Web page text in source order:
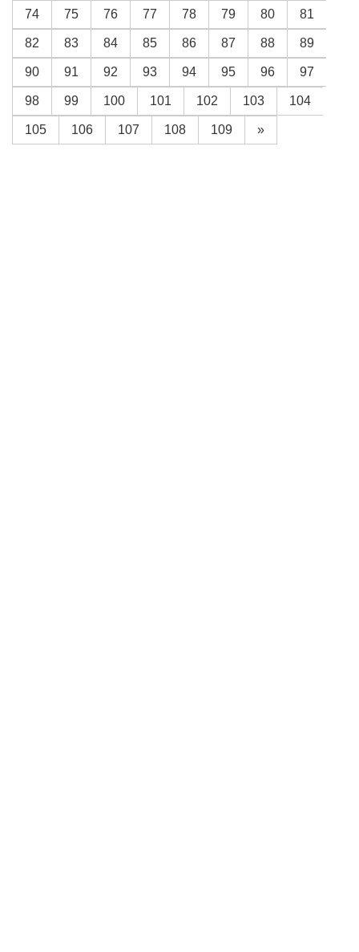
74 75 76 77 78 79 80 81
82 83 84 85 86 87 88 89
90 91 92 93 94 95 96 97
98 99 100 101 102 103 104
105 106 107 108 109 »